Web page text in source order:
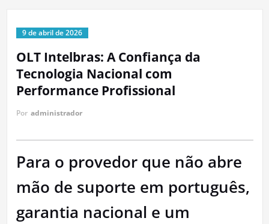
9 de abril de 2026
OLT Intelbras: A Confiança da
Tecnologia Nacional com
Performance Profissional
Por administrador
Para o provedor que não abre
mão de suporte em português,
garantia nacional e um